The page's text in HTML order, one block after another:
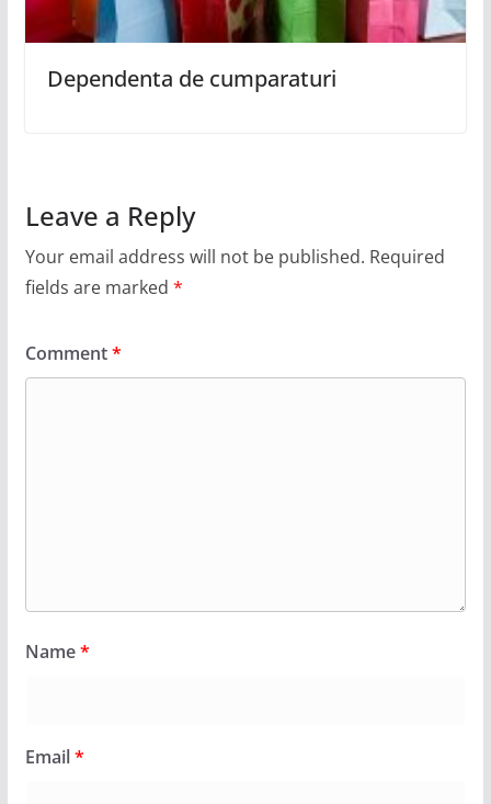
Dependenta de cumparaturi
Leave a Reply
Your email address will not be published. Required
fields are marked *
Comment*
Name*
Email*